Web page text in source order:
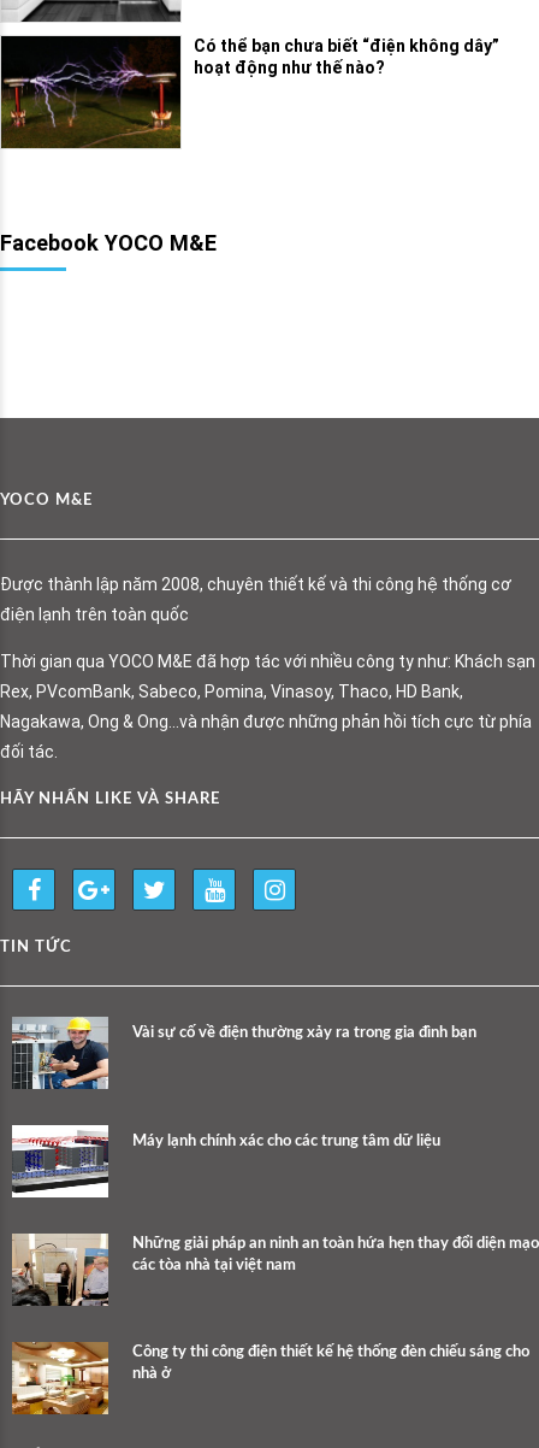
Có thể bạn chưa biết “điện không dây”
hoạt động như thế nào?
Facebook YOCO M&E
YOCO M&E
Được thành lập năm 2008, chuyên thiết kế và thi công hệ thống cơ
điện lạnh trên toàn quốc
Thời gian qua YOCO M&E đã hợp tác với nhiều công ty như: Khách sạn
Rex, PVcomBank, Sabeco, Pomina, Vinasoy, Thaco, HD Bank,
Nagakawa, Ong & Ong…và nhận được những phản hồi tích cực từ phía
đối tác.
HÃY NHẤN LIKE VÀ SHARE
TIN TỨC
Vài sự cố về điện thường xảy ra trong gia đình bạn
Máy lạnh chính xác cho các trung tâm dữ liệu
Những giải pháp an ninh an toàn hứa hẹn thay đổi diện mạo
các tòa nhà tại việt nam
Công ty thi công điện thiết kế hệ thống đèn chiếu sáng cho
nhà ở